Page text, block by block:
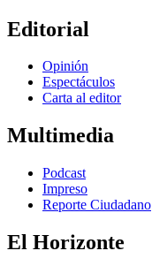
Editorial
Opinión
Espectáculos
Carta al editor
Multimedia
Podcast
Impreso
Reporte Ciudadano
El Horizonte